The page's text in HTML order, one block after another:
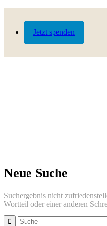
Jetzt spenden
Neue Suche
Suchergebnis nicht
Wortteil oder einer anderen